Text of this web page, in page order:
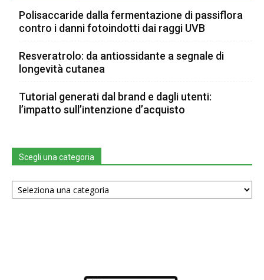
Polisaccaride dalla fermentazione di passiflora
contro i danni fotoindotti dai raggi UVB
Resveratrolo: da antiossidante a segnale di
longevità cutanea
Tutorial generati dal brand e dagli utenti:
l’impatto sull’intenzione d’acquisto
Scegli una categoria
Scegli
una